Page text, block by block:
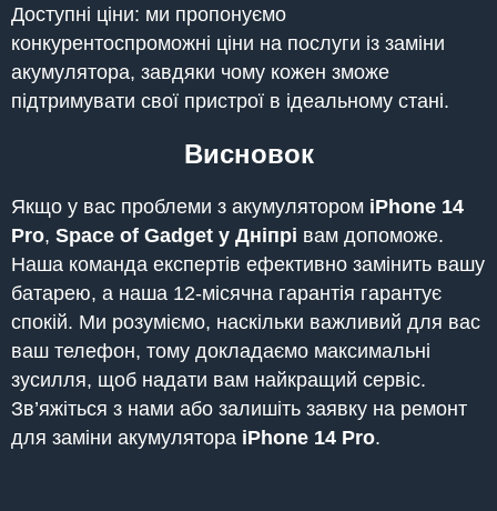
Доступні ціни: ми пропонуємо
конкурентоспроможні ціни на послуги із заміни
акумулятора, завдяки чому кожен зможе
підтримувати свої пристрої в ідеальному стані.
Висновок
Якщо у вас проблеми з акумулятором iPhone 14
Pro, Space of Gadget у Дніпрі вам допоможе.
Наша команда експертів ефективно замінить вашу
батарею, а наша 12-місячна гарантія гарантує
спокій. Ми розуміємо, наскільки важливий для вас
ваш телефон, тому докладаємо максимальні
зусилля, щоб надати вам найкращий сервіс.
Зв’яжіться з нами або залишіть заявку на ремонт
для заміни акумулятора iPhone 14 Pro.